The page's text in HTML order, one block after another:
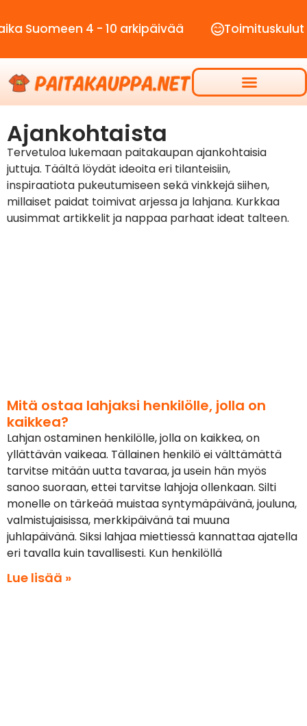
4 - 10 arkipäivää Toimituskulut
Ajankohtaista
Tervetuloa lukemaan paitakaupan ajankohtaisia
juttuja. Täältä löydät ideoita eri tilanteisiin,
inspiraatiota pukeutumiseen sekä vinkkejä siihen,
millaiset paidat toimivat arjessa ja lahjana. Kurkkaa
uusimmat artikkelit ja nappaa parhaat ideat talteen.
Mitä ostaa lahjaksi henkilölle, jolla on
kaikkea?
Lahjan ostaminen henkilölle, jolla on kaikkea, on
yllättävän vaikeaa. Tällainen henkilö ei välttämättä
tarvitse mitään uutta tavaraa, ja usein hän myös
sanoo suoraan, ettei tarvitse lahjoja ollenkaan. Silti
monelle on tärkeää muistaa syntymäpäivänä, jouluna,
valmistujaisissa, merkkipäivänä tai muuna
juhlapäivänä. Siksi lahjaa miettiessä kannattaa ajatella
eri tavalla kuin tavallisesti. Kun henkilöllä
Lue lisää »